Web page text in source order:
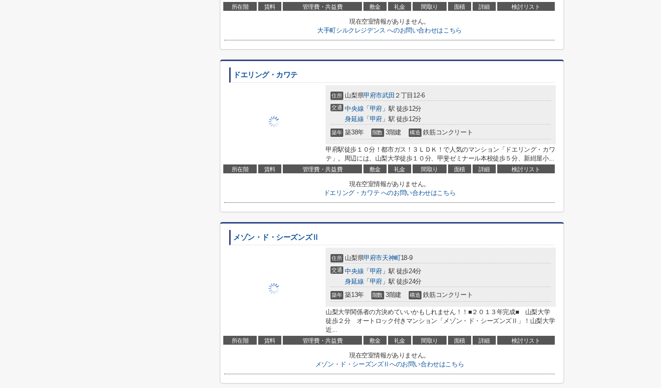
所在階 賃料 管理費・共益費 敷金 礼金 間取り 面積 詳細 検討リスト
現在空室情報がありません。
大手町シルクレジデンス へのお問い合わせはこちら
ドエリング・カワテ
住所 山梨県甲府市武田 ２丁目12-6
交通 中央線 「 甲府 」駅 徒歩12分
身延線 「 甲府 」駅 徒歩12分
築年 築38年 階数 3階建 構造 鉄筋コンクリート
甲府駅徒歩１０分！都市ガス！３ＬＤＫ！で人気のマンション「ドエリング・カワ
テ」。周辺には、山梨大学徒歩１０分、甲斐ゼミナール本校徒歩５分、新紺屋小...
所在階 賃料 管理費・共益費 敷金 礼金 間取り 面積 詳細 検討リスト
現在空室情報がありません。
ドエリング・カワテ へのお問い合わせはこちら
メゾン・ド・シーズンズⅡ
住所 山梨県甲府市天神町18-9
交通 中央線 「 甲府 」駅 徒歩24分
身延線 「 甲府 」駅 徒歩24分
築年 築13年 階数 3階建 構造 鉄筋コンクリート
山梨大学関係者の方決めていいかもしれません！！■２０１３年完成■ 山梨大学
徒歩２分 オートロック付きマンション「メゾン・ド・シーズンズⅡ」！山梨大学
近...
所在階 賃料 管理費・共益費 敷金 礼金 間取り 面積 詳細 検討リスト
現在空室情報がありません。
メゾン・ド・シーズンズⅡへのお問い合わせはこちら